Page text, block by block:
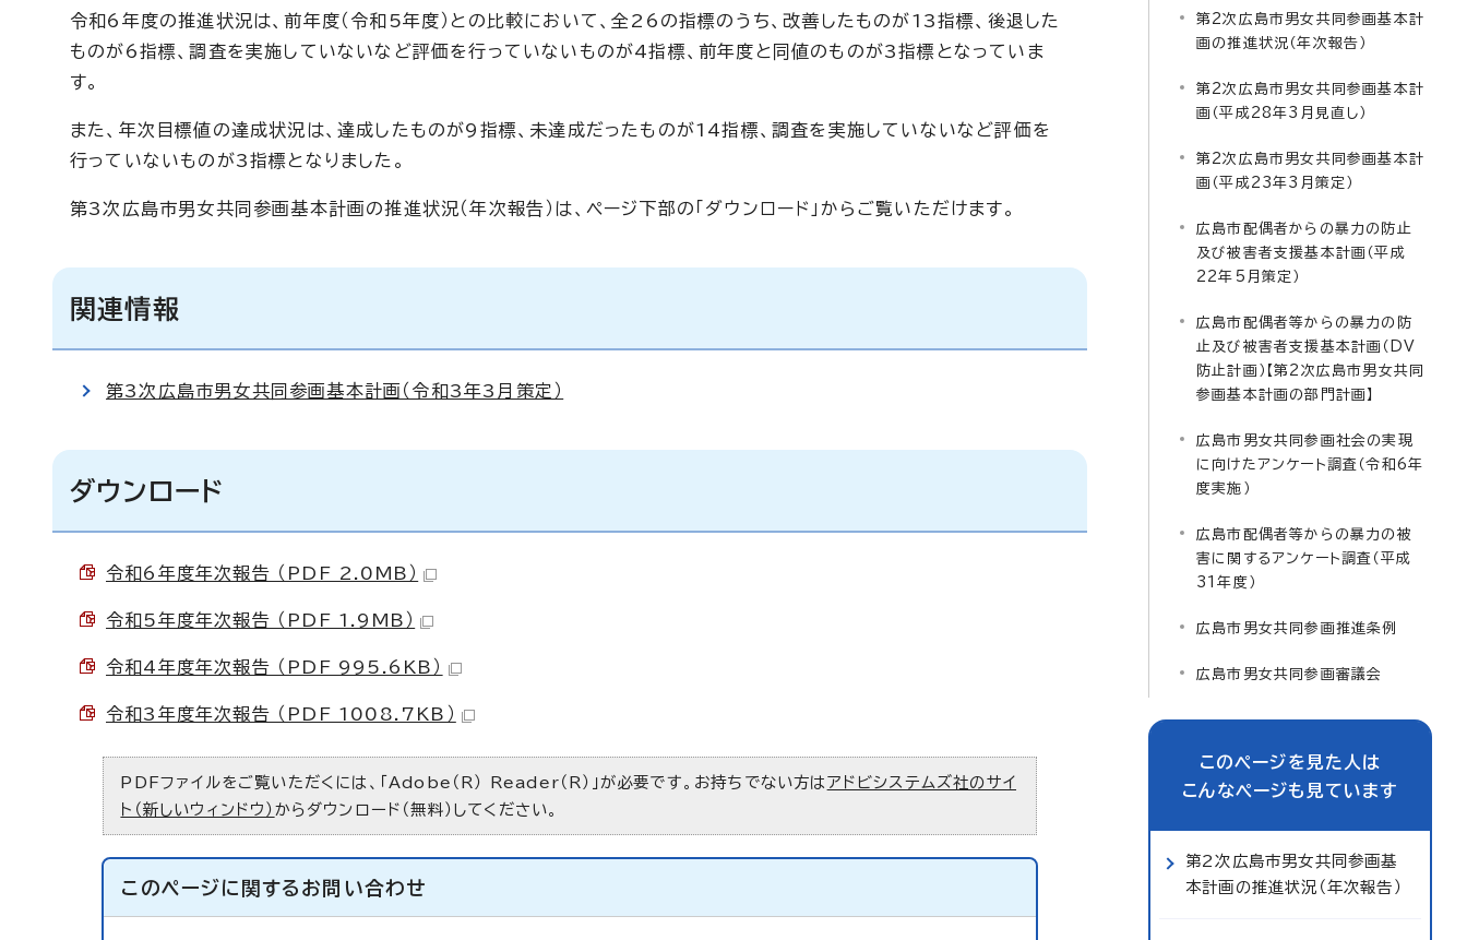
令和6年度の推進状況は、前年度（令和5年度）との比較において、全26の指標のうち、改善したものが13指標、後退した
ものが6指標、調査を実施していないなど評価を行っていないものが4指標、前年度と同値のものが3指標となっていま
す。
また、年次目標値の達成状況は、達成したものが9指標、未達成だったものが14指標、調査を実施していないなど評価を
行っていないものが3指標となりました。
第3次広島市男女共同参画基本計画の推進状況（年次報告）は、ページ下部の「ダウンロード」からご覧いただけます。
関連情報
第3次広島市男女共同参画基本計画（令和3年3月策定）
ダウンロード
令和6年度年次報告 （PDF 2.0MB）
令和5年度年次報告 （PDF 1.9MB）
令和4年度年次報告 （PDF 995.6KB）
令和3年度年次報告 （PDF 1008.7KB）
PDFファイルをご覧いただくには、「Adobe（R） Reader（R）」が必要です。お持ちでない方は アドビシステムズ社のサイ
ト（新しいウィンドウ） からダウンロード（無料）してください。
このページに関する お問い合わせ
第2次広島市男女共同参画基本計
画の推進状況（年次報告）
第2次広島市男女共同参画基本計
画（平成28年3月見直し）
第2次広島市男女共同参画基本計
画（平成23年3月策定）
広島市配偶者からの暴力の防止
及び被害者支援基本計画（平成
22年5月策定）
広島市配偶者等からの暴力の防
止及び被害者支援基本計画（DV
防止計画）【第2次広島市男女共同
参画基本計画の部門計画】
広島市男女共同参画社会の実現
に向けたアンケート調査（令和6年
度実施）
広島市配偶者等からの暴力の被
害に関するアンケート調査（平成
31年度）
広島市男女共同参画推進条例
広島市男女共同参画審議会
このページを見た人は
こんなページも見ています
第2次広島市男女共同参画基
本計画の推進状況（年次報告）